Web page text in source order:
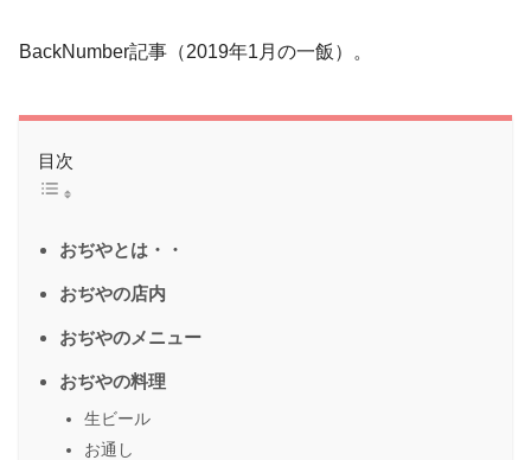
BackNumber記事（2019年1月の一飯）。
目次
おぢやとは・・
おぢやの店内
おぢやのメニュー
おぢやの料理
生ビール
お通し